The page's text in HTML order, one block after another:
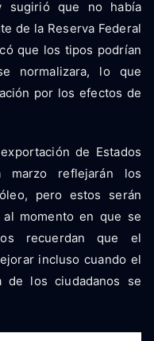
sugirió que no había
de la Reserva Federal
que los tipos podrían
normalizara, lo que
por los efectos de
de Estados
marzo reflejarán los
pero estos serán
al momento en que se
recuerdan que el
incluso cuando el
los ciudadanos se